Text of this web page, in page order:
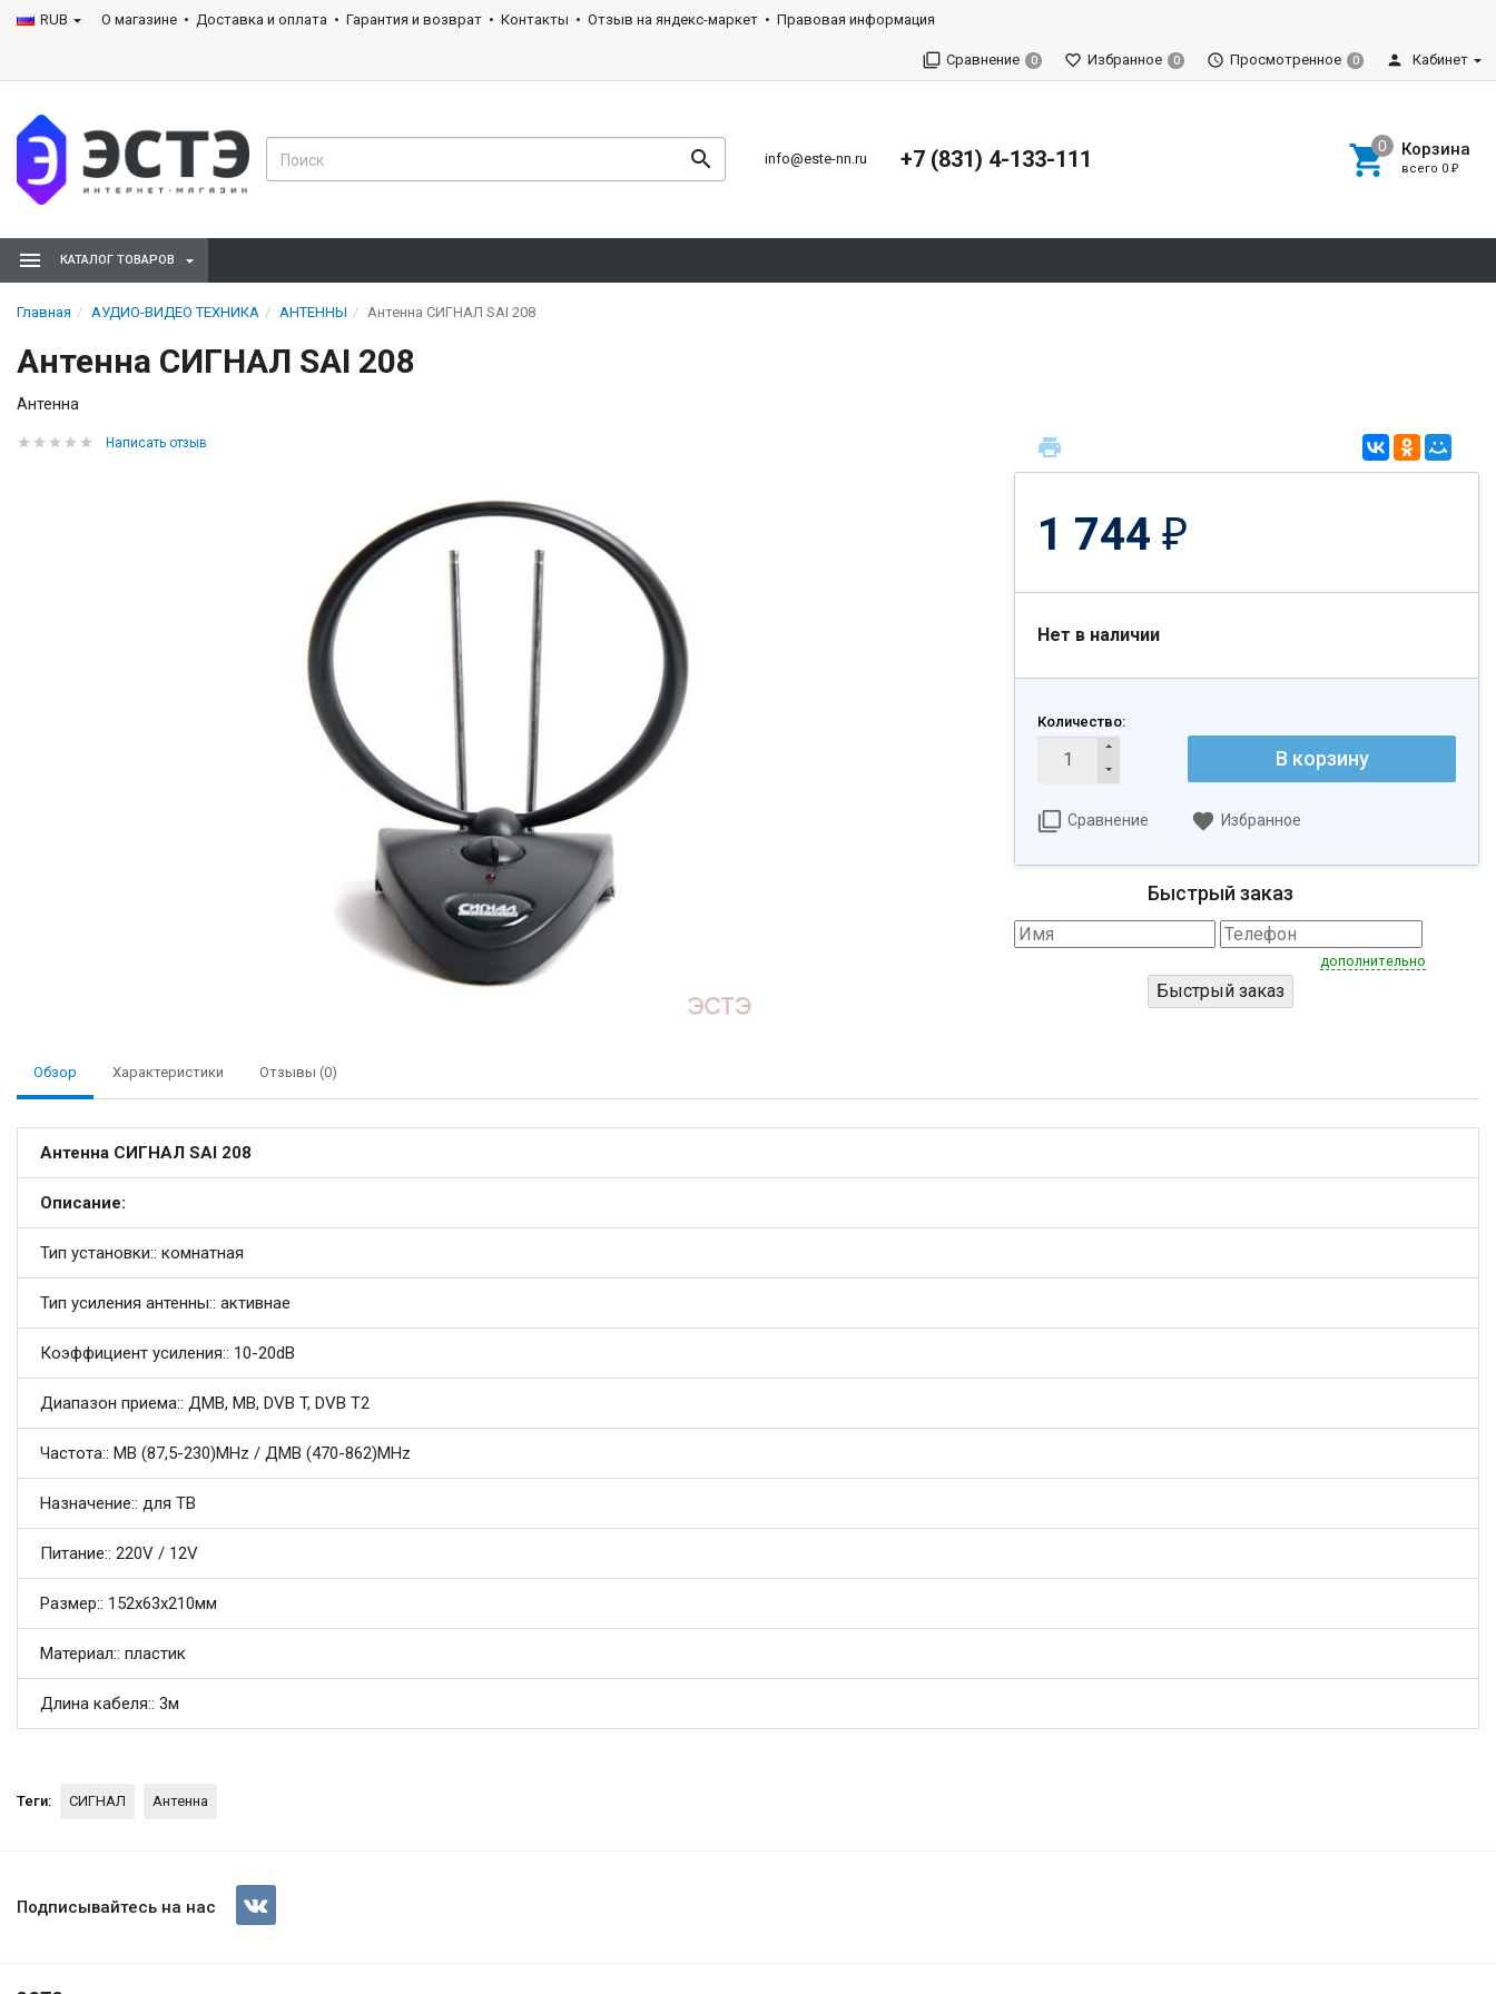
RUB О магазине Доставка и оплата Гарантия и возврат Контакты Отзыв на яндекс-маркет Правовая информация
Сравнение 0 Избранное 0 Просмотренное 0 Кабинет
info@este-nn.ru +7 (831) 4-133-111 Корзина
всего 0 ₽
КАТАЛОГ ТОВАРОВ
Главная АУДИО-ВИДЕО ТЕХНИКА АНТЕННЫ Антенна СИГНАЛ SAI 208
Антенна СИГНАЛ SAI 208
Антенна
Написать отзыв
1 744 ₽
Нет в наличии
Количество:
В корзину
Сравнение Избранное
Быстрый заказ
дополнительно
Обзор Характеристики Отзывы (0)
Антенна СИГНАЛ SAI 208
Описание:
Тип установки:: комнатная
Тип усиления антенны:: активнае
Коэффициент усиления:: 10-20dB
Диапазон приема:: ДМВ, МВ, DVB T, DVB T2
Частота:: МВ (87,5-230)MHz / ДМВ (470-862)MHz
Назначение:: для ТВ
Питание:: 220V / 12V
Размер:: 152х63х210мм
Материал:: пластик
Длина кабеля:: 3м
Теги: СИГНАЛ Антенна
Антенна СИГНАЛ SAI 208
Подписывайтесь на нас